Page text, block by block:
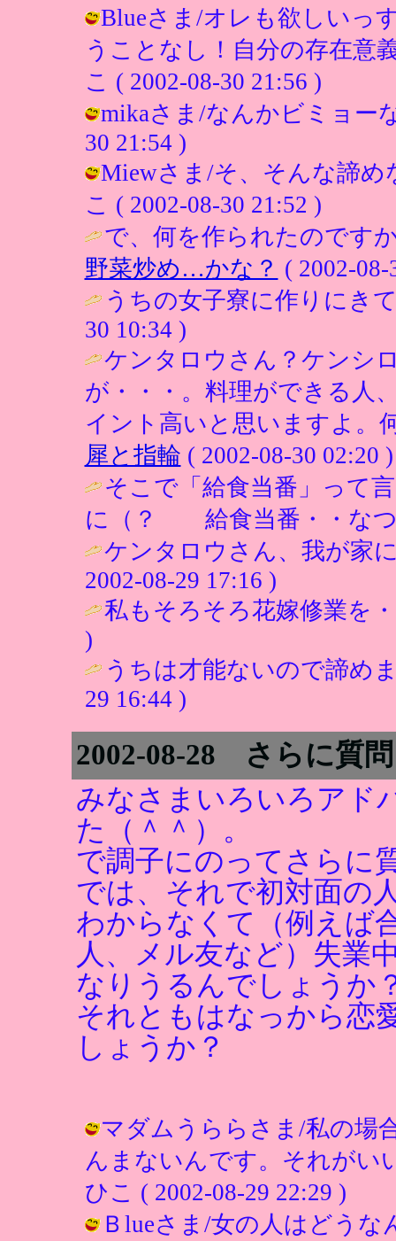
Blueさま/オレも欲しいっ
うことなし！自分の存在意
こ ( 2002-08-30 21:56 )
mikaさま/なんかビミョー
30 21:54 )
Miewさま/そ、そんな諦め
こ ( 2002-08-30 21:52 )
で、何を作られたのです
野菜炒め…かな？ ( 2002-
うちの女子寮に作りにき
30 10:34 )
ケンタロウさん？ケンシ
が・・・。料理ができる人
イント高いと思いますよ。
犀と指輪 ( 2002-08-30 02:20 )
そこで「給食当番」って
に（？ 給食当番・・な
ケンタロウさん、我が家
2002-08-29 17:16 )
私もそろそろ花嫁修業を
)
うちは才能ないので諦め
29 16:44 )
2002-08-28 さらに質
みなさまいろいろアド
た（＾＾）。
で調子にのってさらに
では、それで初対面の
わからなくて（例えば
人、メル友など）失業
なりうるんでしょうか
それともはなっから恋
しょうか？
マダムうららさま/私の場
んまないんです。それがい
ひこ ( 2002-08-29 22:29 )
Ｂlueさま/女の人はどうな